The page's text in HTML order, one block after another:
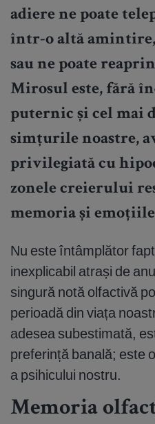
adiere ne poate
într-o altă
sau ne poate
Mirosul este, fără
puternic și cel mai
simțurile noastre,
privilegiată cu
zonele creierului
memoria și
Nu este întâmplător
inexplicabil atrași de
singură notă olfactivă
perioadă din viața
adesea subestimată,
preferință banală; este
a psihicului nostru.
Memoria